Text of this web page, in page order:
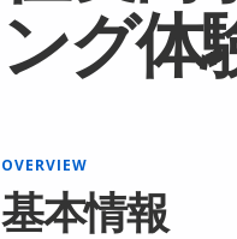
ング体
OVERVIEW
基本情報